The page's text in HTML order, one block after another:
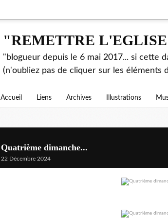
"REMETTRE
"blogueur depuis le 6 mai 2017... si cette
(n'oubliez pas de cliquer sur les
Accueil Liens Archives Illustrations
Quatrième dimanche...
22 Décembre 2024